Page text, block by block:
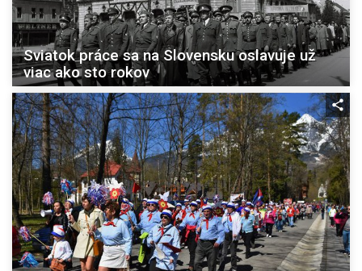
Sviatok práce sa na Slovensku oslavuje už
viac ako sto rokov